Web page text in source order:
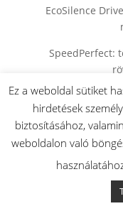
EcoSilence
SpeedPerfect:
VarioDob:
mosás, az
WAU28S60BY
WAU28S60BY
Ez a weboldal sütiket
hirdetések
biztosításához,
weboldalon való